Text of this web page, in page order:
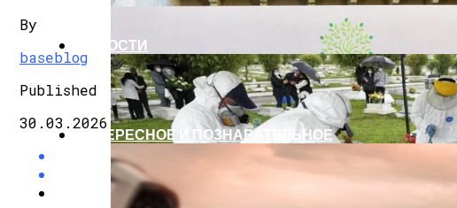
НОВОСТИ
ИНТЕРЕСНОЕ И ПОЗНАВАТЕЛЬНОЕ
By
baseblog
Published
30.03.2026